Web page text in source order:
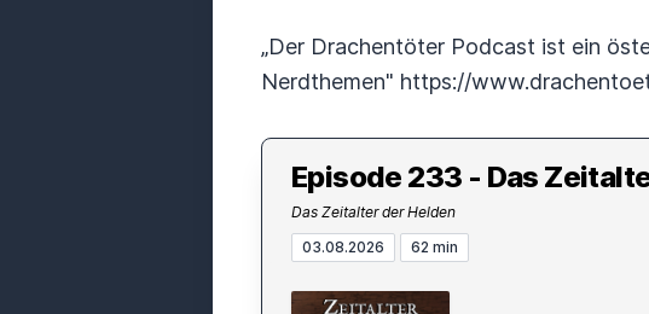
„Der Drachentöter Podcast ist ein
Nerdthemen" https://
Episode 233 - Das
Das Zeitalter der Helden
03.08.2026
62 min